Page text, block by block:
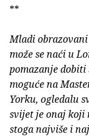
**
Mladi
može se naći u
pomazanje
moguće na
Yorku, ogledalu
svijet je onaj koji
stoga najviše i